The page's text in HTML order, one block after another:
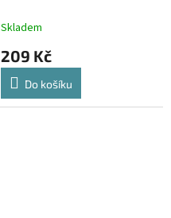
Skladem
209 Kč
Do košíku